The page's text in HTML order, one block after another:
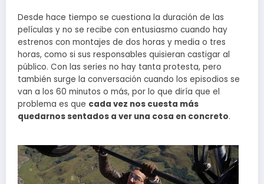
Desde hace tiempo se cuestiona la duración de las
películas y no se recibe con entusiasmo cuando hay
estrenos con montajes de dos horas y media o tres
horas, como si sus responsables quisieran castigar al
público. Con las series no hay tanta protesta, pero
también surge la conversación cuando los episodios se
van a los 60 minutos o más, por lo que diría que el
problema es que cada vez nos cuesta más
quedarnos sentados a ver una cosa en concreto.